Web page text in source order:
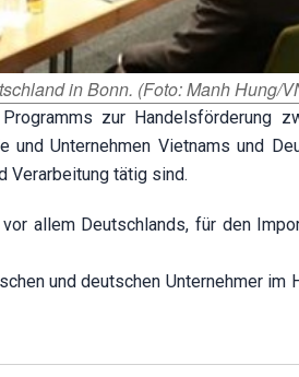
in Bonn. (Foto: Manh Hung/
zur Handelsförderung
und Unternehmen Vietnams und
Verarbeitung tätig sind.
allem Deutschlands, für den
und deutschen Unternehmer im